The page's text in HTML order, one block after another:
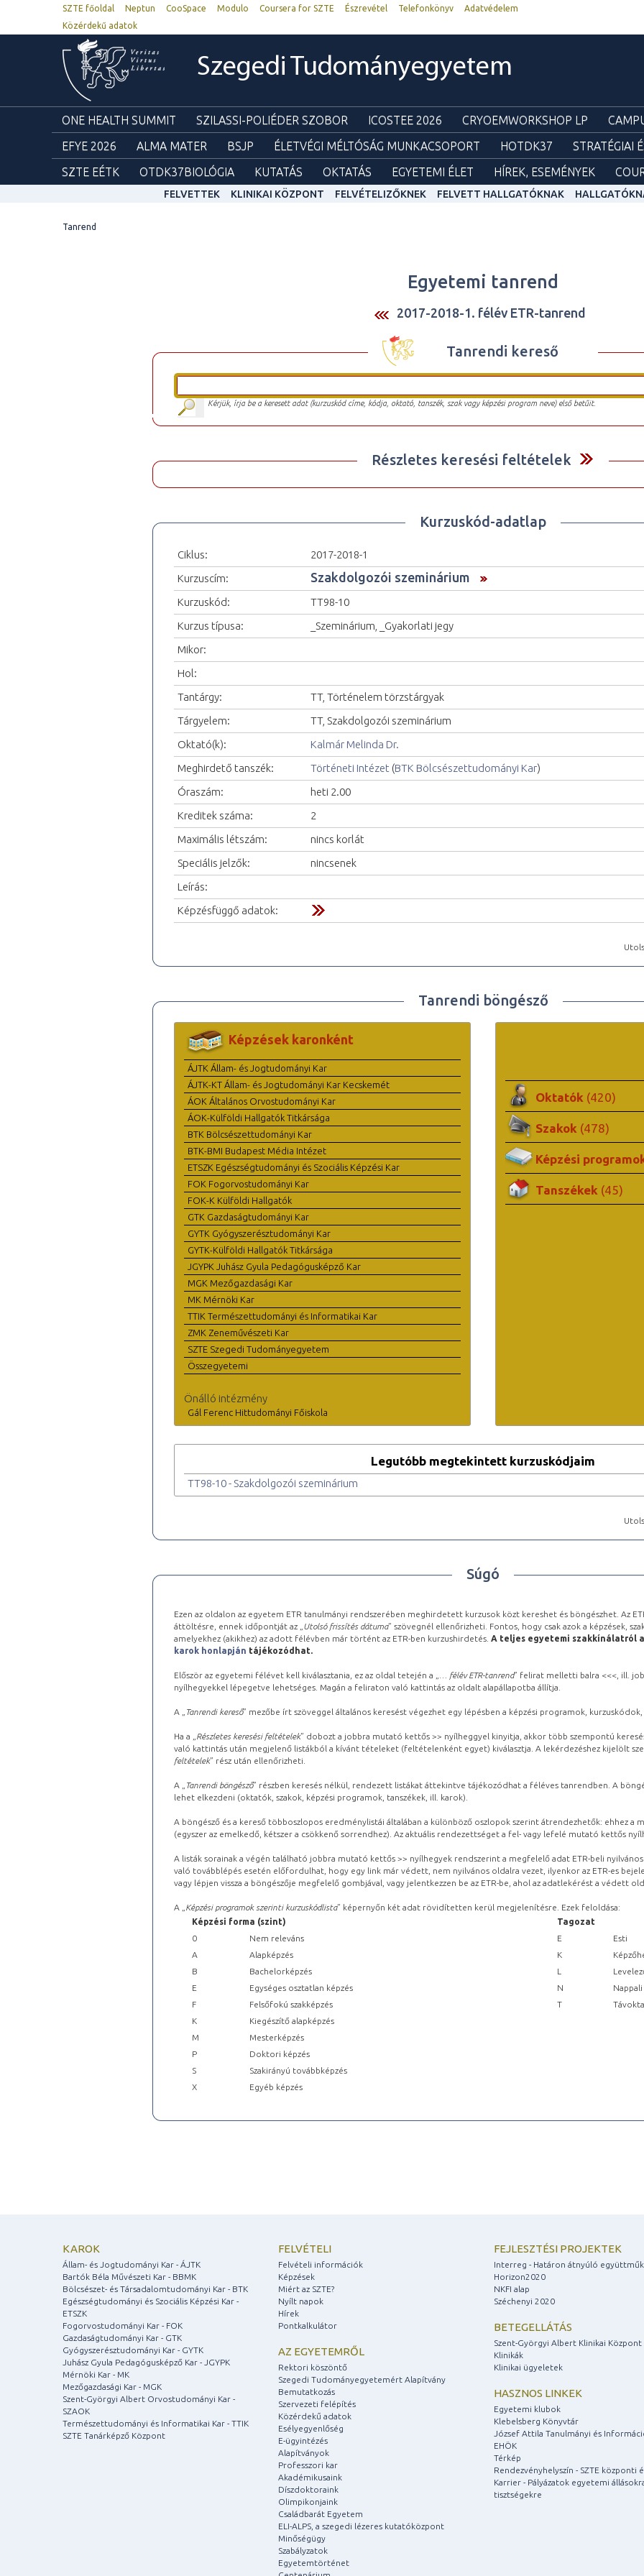
SZTE főoldal Neptun CooSpace Modulo Coursera for SZTE Észrevétel Telefonkönyv
Adatvédelem
Közérdekű adatok
Szegedi Tudományegyetem
ONE HEALTH SUMMIT SZILASSI-POLIÉDER SZOBOR ICOSTEE 2026 CRYOEMWORKSHOP LP
EFYE 2026
ALMA MATER BSJP ÉLETVÉGI MÉLTÓSÁG MUNKACSOPORT HOTDK37 STRATÉGIAI
SZTE EÉTK
OTDK37BIOLÓGIA KUTATÁS OKTATÁS EGYETEMI ÉLET HÍREK, ESEMÉNYEK
FELVETTEK KLINIKAI KÖZPONT FELVÉTELIZŐKNEK FELVETT HALLGATÓKNAK
Tanrend
Egyetemi tanrend
2017-2018-1. félév ETR-tanrend
Tanrendi kereső
Kérjük, írja be a keresett adat (kurzuskód címe, kódja, oktató, tanszék, szak vagy képzési program neve) első betűit.
Részletes keresési feltételek
Kurzuskód-adatlap
Ciklus:
2017-2018-1
Kurzuscím:
Szakdolgozói szeminárium
Kurzuskód:
TT98-10
Kurzus típusa:
_Szeminárium, _Gyakorlati jegy
Mikor:
Hol:
Tantárgy:
TT, Történelem törzstárgyak
Tárgyelem:
TT, Szakdolgozói szeminárium
Oktató(k):
Kalmár Melinda Dr.
Meghirdető tanszék:
Történeti Intézet (BTK Bölcsészettudományi Kar)
Óraszám:
heti 2.00
Kreditek száma:
2
Maximális létszám:
nincs korlát
Speciális jelzők:
nincsenek
Leírás:
Képzésfüggő adatok:
Tanrendi böngésző
Képzések karonként
ÁJTK Állam- és Jogtudományi Kar
ÁJTK-KT Állam- és Jogtudományi Kar Kecskemét
ÁOK Általános Orvostudományi Kar
ÁOK-Külföldi Hallgatók Titkársága
BTK Bölcsészettudományi Kar
BTK-BMI Budapest Média Intézet
ETSZK Egészségtudományi és Szociális Képzési Kar
FOK Fogorvostudományi Kar
FOK-K Külföldi Hallgatók
GTK Gazdaságtudományi Kar
GYTK Gyógyszerésztudományi Kar
GYTK-Külföldi Hallgatók Titkársága
JGYPK Juhász Gyula Pedagógusképző Kar
MGK Mezőgazdasági Kar
MK Mérnöki Kar
TTIK Természettudományi és Informatikai Kar
ZMK Zeneművészeti Kar
SZTE Szegedi Tudományegyetem
Összegyetemi
Önálló intézmény
Gál Ferenc Hittudományi Főiskola
Oktatók (420)
Szakok (478)
Képzési
Tanszékek (45)
Legutóbb megtekintett kurzuskódjaim
TT98-10 - Szakdolgozói szeminárium
Súgó
Ezen az oldalon az egyetem ETR tanulmányi rendszerében meghirdetett kurzusok közt kereshet és böngészhet. Az
áttöltésre, ennek időpontját az „ Utolsó frissítés dátuma” szövegnél ellenőrizheti. Fontos, hogy csak azok a képzések,
amelyekhez (akikhez) az adott félévben már történt az ETR-ben kurzushirdetés. A teljes egyetemi szakkínálatról a
karok honlapján tájékozódhat.
Először az egyetemi félévet kell kiválasztania, ez az oldal tetején a „ … félév ETR-tanrend” felirat melletti balra <<<, ill.
nyílhegyekkel lépegetve lehetséges. Magán a feliraton való kattintás az oldalt alapállapotba állítja.
A „ Tanrendi kereső” mezőbe írt szöveggel általános keresést végezhet egy lépésben a képzési programok,
Ha a „ Részletes keresési feltételek” dobozt a jobbra mutató kettős >> nyílheggyel kinyitja, akkor több szempontú
való kattintás után megjelenő listákból a kívánt tételeket (feltételenként egyet) kiválasztja. A lekérdezéshez kijelölt
feltételek” rész után ellenőrizheti.
A „ Tanrendi böngésző” részben keresés nélkül, rendezett listákat áttekintve tájékozódhat a féléves tanrendben. A
lehet elkezdeni (oktatók, szakok, képzési programok, tanszékek, ill. karok).
A böngésző és a kereső többoszlopos eredménylistái általában a különböző oszlopok szerint átrendezhetők: ehhez a
(egyszer az emelkedő, kétszer a csökkenő sorrendhez). Az aktuális rendezettséget a fel- vagy lefelé mutató kettős
A listák sorainak a végén található jobbra mutató kettős >> nyílhegyek rendszerint a megfelelő adat ETR-beli
való továbblépés esetén előfordulhat, hogy egy link már védett, nem nyilvános oldalra vezet, ilyenkor az ETR-es
vagy lépjen vissza a böngészője megfelelő gombjával, vagy jelentkezzen be az ETR-be, ahol az adatlekérést a védett
A „ Képzési programok szerinti kurzuskódlista” képernyőn két adat rövidítetten kerül megjelenítésre. Ezek feloldása:
Képzési forma (szint)
Tagozat
0
Nem releváns E
Esti
A
Alapképzés K
B
Bachelorképzés L
E
Egységes osztatlan képzés N
Nappali
F
Felsőfokú szakképzés T
K
Kiegészítő alapképzés
M
Mesterképzés
P
Doktori képzés
S
Szakirányú továbbképzés
X
Egyéb képzés
KAROK
Állam- és Jogtudományi Kar - ÁJTK
Bartók Béla Művészeti Kar - BBMK
Bölcsészet- és Társadalomtudományi Kar - BTK
Egészségtudományi és Szociális Képzési Kar -
ETSZK
Fogorvostudományi Kar - FOK
Gazdaságtudományi Kar - GTK
Gyógyszerésztudományi Kar - GYTK
Juhász Gyula Pedagógusképző Kar - JGYPK
Mérnöki Kar - MK
Mezőgazdasági Kar - MGK
Szent-Györgyi Albert Orvostudományi Kar -
SZAOK
Természettudományi és Informatikai Kar - TTIK
SZTE Tanárképző Központ
FELVÉTELI
Felvételi információk
Képzések
Miért az SZTE?
Nyílt napok
Hírek
Pontkalkulátor
AZ EGYETEMRŐL
Rektori köszöntő
Szegedi Tudományegyetemért Alapítvány
Bemutatkozás
Szervezeti felépítés
Közérdekű adatok
Esélyegyenlőség
E-ügyintézés
Alapítványok
Professzori kar
Akadémikusaink
Díszdoktoraink
Olimpikonjaink
Családbarát Egyetem
ELI-ALPS, a szegedi lézeres kutatóközpont
Minőségügy
Szabályzatok
Egyetemtörténet
FEJLESZTÉSI PROJEKTEK
Interreg - Határon átnyúló
Horizon2020
NKFI alap
Széchenyi 2020
BETEGELLÁTÁS
Szent-Györgyi Albert Klinikai Központ
Klinikák
Klinikai ügyeletek
HASZNOS LINKEK
Egyetemi klubok
Klebelsberg Könyvtár
József Attila Tanulmányi és
EHÖK
Térkép
Rendezvényhelyszín - SZTE központi
Karrier - Pályázatok egyetemi
tisztségekre